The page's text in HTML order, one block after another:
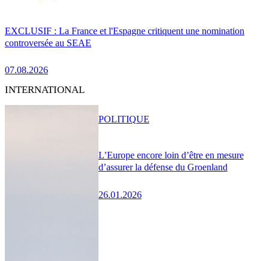
EXCLUSIF : La France et l'Espagne critiquent une nomination
controversée au SEAE
07.08.2026
INTERNATIONAL
L’Europe encore loin d’être en mesure
d’assurer la défense du Groenland
26.01.2026
POLITIQUE